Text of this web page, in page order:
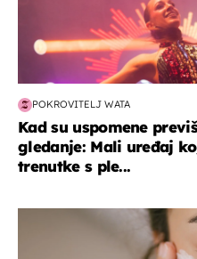
POKROVITELJ WATA
Kad su uspomene
gledanje: Mali uređaj
trenutke s ple...
moda & ljepota